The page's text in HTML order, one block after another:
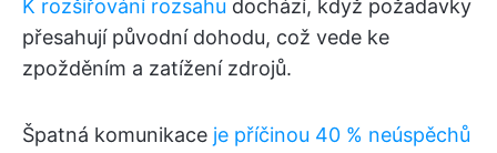
K rozšiřování rozsahu dochází, když požadavky
přesahují původní dohodu, což vede ke
zpožděním a zatížení zdrojů.
Špatná komunikace je příčinou 40 % neúspěchů